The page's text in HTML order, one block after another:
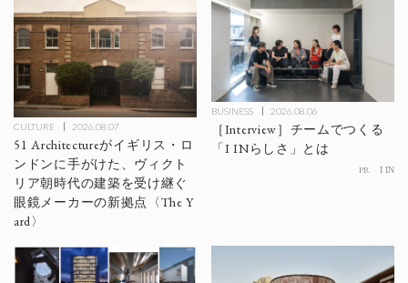
CULTURE 2026.08.07
51 Architectureがイギリス・ロ
ンドンに手がけた、ヴィクト
リア朝時代の建築を受け継ぐ
眼鏡メーカーの新拠点〈The Y
ard〉
BUSINESS 2026.08.06
［Interview］チームでつくる
「I INらしさ」とは
PR I IN